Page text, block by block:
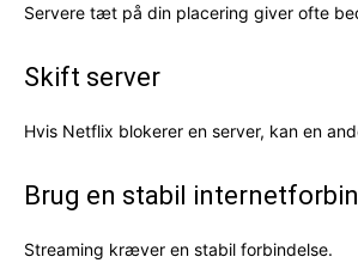
Servere tæt på din placering giver ofte
Skift server
Hvis Netflix blokerer en server, kan en
Brug en stabil
Streaming kræver en stabil forbindelse.